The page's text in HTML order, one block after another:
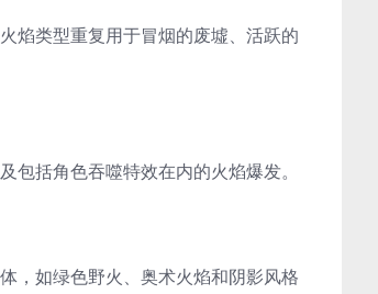
焰类型重复用于冒烟的废墟、活跃的
括角色吞噬特效在内的火焰爆发。
，如绿色野火、奥术火焰和阴影风格